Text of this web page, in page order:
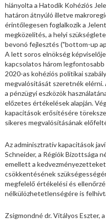
hiányolta a Hatodik Kohéziós
határon átnyúló illetve
érintőlegesen foglalkozik a
megközelítés, a helyi
bevonó fejlesztés ("bottom-up
A lett soros elnökség
kapcsolatos három
2020-as kohéziós politikai
megvalósítását szeretnék elérni.
a pénzügyi eszközök
előzetes értékelések alapján.
kapacitások erősítésére
sikeres megvalósításának
Az adminisztratív kapacitások
Schneider, a Régiók Bizottsága
emellett a
csökkentésének
megfelelő értékelési és
nélkülözhetetlenségére is
Zsigmondné dr. Vitályos Eszter,